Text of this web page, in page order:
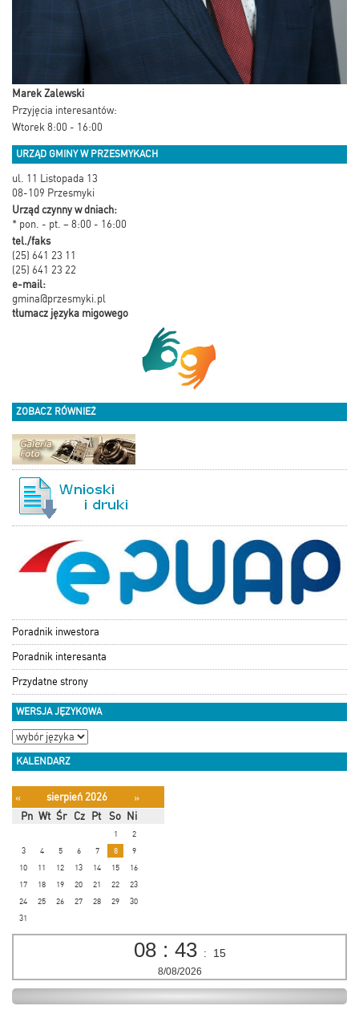
Marek Zalewski
Przyjęcia interesantów:
Wtorek 8:00 - 16:00
URZĄD GMINY W PRZESMYKACH
ul. 11 Listopada 13
08-109 Przesmyki
Urząd czynny w dniach:
* pon. - pt. – 8:00 - 16:00
tel./faks
(25) 641 23 11
(25) 641 23 22
e-mail:
gmina@przesmyki.pl
tłumacz języka migowego
ZOBACZ RÓWNIEŻ
Poradnik inwestora
Poradnik interesanta
Przydatne strony
WERSJA JĘZYKOWA
KALENDARZ
« sierpień 2026
»
Pn Wt Śr Cz Pt So Ni
1
2
3
4 5 6 7 8
9
10
11 12 13 14 15
16
17
18 19 20 21 22
23
24
25 26 27 28 29
30
31
08 : 43 : 15
8/08/2026